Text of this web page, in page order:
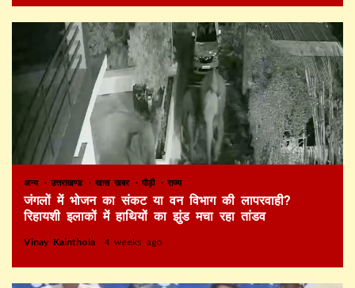
अन्य उत्तराखण्ड खास खबर पौड़ी राज्य
जंगलों में भोजन का संकट या वन विभाग की लापरवाही?
रिहायशी इलाकों में हाथियों का झुंड मचा रहा तांडव
Vinay Kainthola 4 weeks ago